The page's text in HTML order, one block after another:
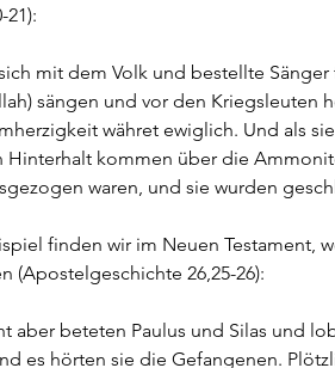
21):
mit dem Volk und bestellte
sängen und vor den Kriegsleuten
währet ewiglich. Und als
Hinterhalt kommen über die
waren, und sie wurden
finden wir im Neuen Testament,
(Apostelgeschichte 26,25-26):
aber beteten Paulus und Silas und
es hörten sie die Gefangenen.